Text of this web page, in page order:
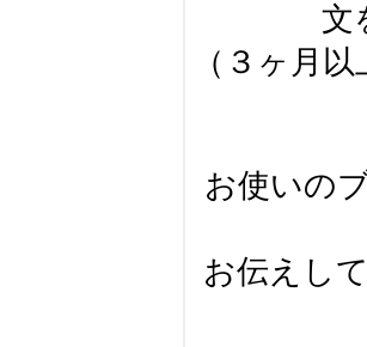
文
（３ヶ月
お使いの
お伝えし